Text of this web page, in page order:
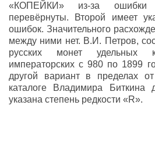
«КОПЕЙКИ» из-за ошибки
перевёрнуты. Второй имеет
ошибок. Значительного
между ними нет. В.И. Петров,
русских монет удельных
императорских с 980 по 1899
другой вариант в пределах
каталоге Владимира Биткина
указана степень редкости «R».